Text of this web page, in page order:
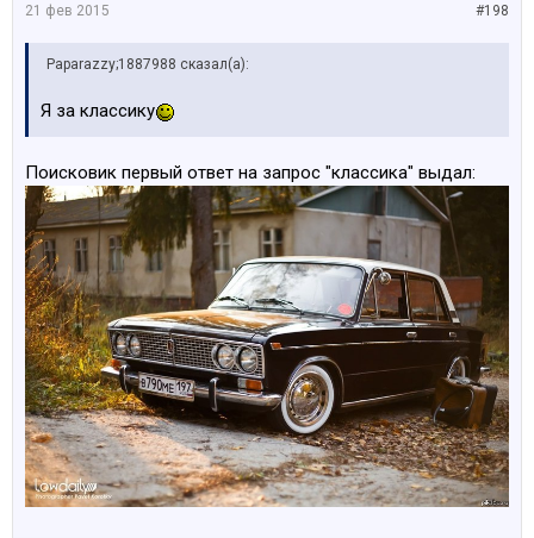
#198
21 фев 2015
Paparazzy;1887988 сказал(а):
Я за классику
Поисковик первый ответ на запрос "классика" выдал: